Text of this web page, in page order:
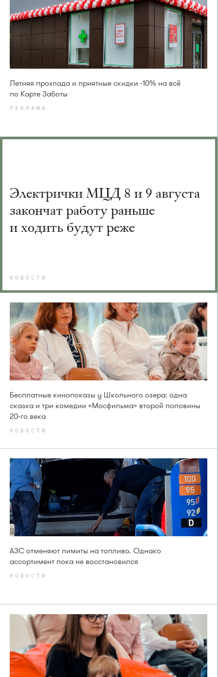
Летняя прохлада и приятные скидки -10% на всё
по Карте Заботы
РЕКЛАМА
Электрички МЦД 8 и 9 августа
закончат работу раньше
и ходить будут реже
НОВОСТИ
Бесплатные кинопоказы у Школьного озера: одна
сказка и три комедии «Мосфильма» второй половины
20-го века
НОВОСТИ
АЗС отменяют лимиты на топливо. Однако
ассортимент пока не восстановился
НОВОСТИ